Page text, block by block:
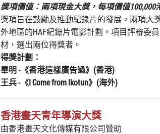
獎項價值： 兩項現金大獎，每項價值100,000
獎項旨在鼓勵及推動紀錄片的發展。兩項大
外地區的HAF紀錄片電影計劃。項目評審委
材，選出兩位得獎者。
得獎計劃：
畢明 -《香港這樣廣告過》(香港)
王兵 -《I Come from Ikotun》(海外)
香港畫天青年導演大獎
由香港畫天文化傳媒有限公司贊助